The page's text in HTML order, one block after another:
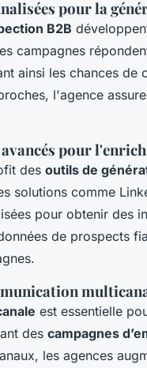
pour la
B2B
campagnes
ainsi les chances
l'agence
pour
des outils de
solutions comme
pour obtenir des
de prospects
est essentielle
des campagnes
les agences